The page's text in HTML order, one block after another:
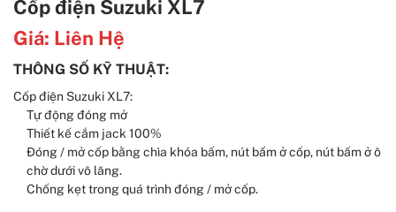
Cốp điện Suzuki XL7
Giá: Liên Hệ
THÔNG SỐ KỸ THUẬT:
Cốp điện Suzuki XL7:
Tự động đóng mở
Thiết kế cắm jack 100%
Đóng / mở cốp bằng chìa khóa bấm, nút bấm ở cốp, nút bấm ở ô
chờ dưới vô lăng.
Chống kẹt trong quá trình đóng / mở cốp.